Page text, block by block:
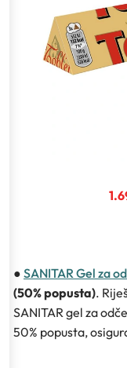
● SANITAR Gel za
(50% popusta).
SANITAR gel za
50% popusta,